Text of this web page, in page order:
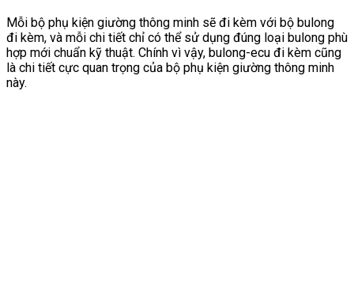
Mỗi bộ phụ kiện giường thông minh sẽ đi kèm với bộ bulong
đi kèm, và mỗi chi tiết chỉ có thể sử dụng đúng loại bulong phù
hợp mới chuẩn kỹ thuật. Chính vì vậy, bulong-ecu đi kèm cũng
là chi tiết cực quan trọng của bộ phụ kiện giường thông minh
này.